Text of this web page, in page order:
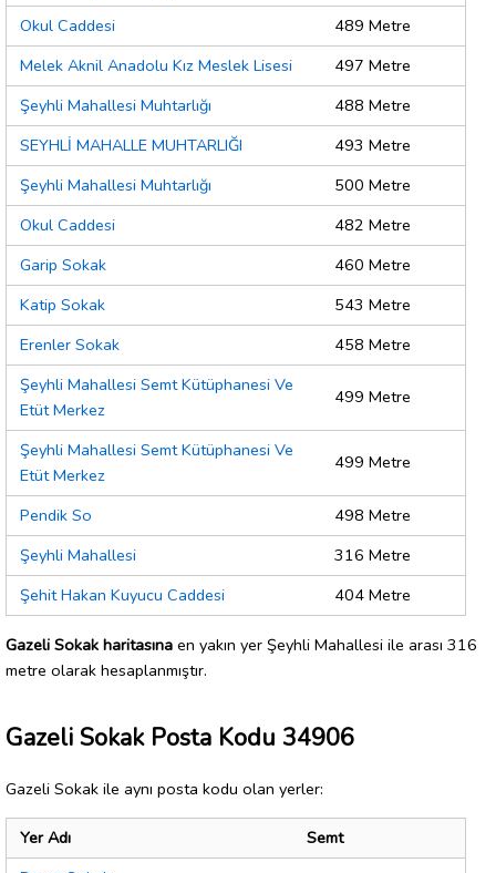
Okul Caddesi
489 Metre
Melek Aknil Anadolu Kız Meslek Lisesi
497 Metre
Şeyhli Mahallesi Muhtarlığı
488 Metre
SEYHLİ MAHALLE MUHTARLIĞI
493 Metre
Şeyhli Mahallesi Muhtarlığı
500 Metre
Okul Caddesi
482 Metre
Garip Sokak
460 Metre
Katip Sokak
543 Metre
Erenler Sokak
458 Metre
Şeyhli Mahallesi Semt Kütüphanesi Ve
Etüt Merkez
499 Metre
Şeyhli Mahallesi Semt Kütüphanesi Ve
Etüt Merkez
499 Metre
Pendik So
498 Metre
Şeyhli Mahallesi
316 Metre
Şehit Hakan Kuyucu Caddesi
404 Metre
Gazeli Sokak haritasına en yakın yer Şeyhli Mahallesi ile arası 316
metre olarak hesaplanmıştır.
Gazeli Sokak Posta Kodu 34906
Gazeli Sokak ile aynı posta kodu olan yerler:
Yer Adı
Semt